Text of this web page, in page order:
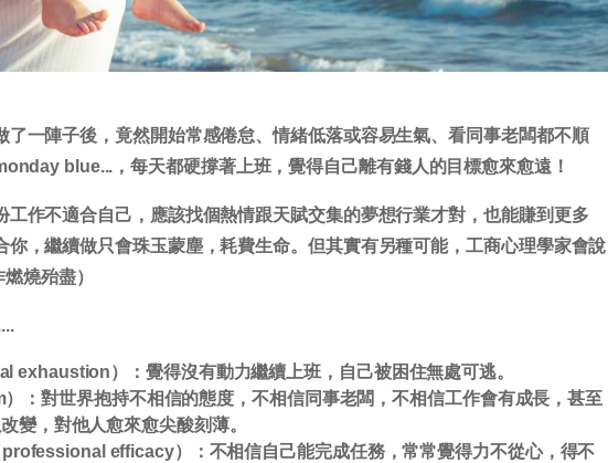
了一陣子後，竟然開始常感倦怠、情緒低落或容易生氣、看同事老闆都不順
blue...，每天都硬撐著上班，覺得自己離有錢人的目標愈來愈遠！
工作不適合自己，應該找個熱情跟天賦交集的夢想行業才對，也能賺到更多
你，繼續做只會珠玉蒙塵，耗費生命。但其實有另種可能，工商心理學家會說
燒殆盡）
exhaustion）：覺得沒有動力繼續上班，自己被困住無處可逃。
）：對世界抱持不相信的態度，不相信同事老闆，不相信工作會有成長，甚至
變，對他人愈來愈尖酸刻薄。
efficacy）：不相信自己能完成任務，常常覺得力不從心，得不